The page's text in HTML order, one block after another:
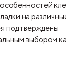
на
подтверждены
выбором